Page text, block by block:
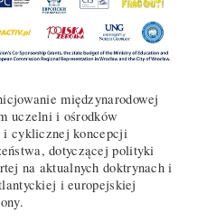
międzynarodowej
uczelni i ośrodków
i cyklicznej koncepcji
dotyczącej polityki
na aktualnych doktrynach i
i europejskiej